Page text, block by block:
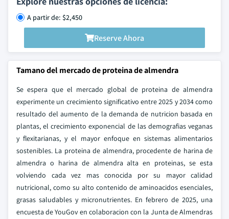
A partir de: $2,450
Reserve Ahora
Tamano del mercado de proteina de almendra
Se espera que el mercado global de proteina de almendra
experimente un crecimiento significativo entre 2025 y 2034 como
resultado del aumento de la demanda de nutricion basada en
plantas, el crecimiento exponencial de las demografias veganas
y flexitarianas, y el mayor enfoque en sistemas alimentarios
sostenibles. La proteina de almendra, procedente de harina de
almendra o harina de almendra alta en proteinas, se esta
volviendo cada vez mas conocida por su mayor calidad
nutricional, como su alto contenido de aminoacidos esenciales,
grasas saludables y micronutrientes. En febrero de 2025, una
encuesta de YouGov en colaboracion con la Junta de Almendras